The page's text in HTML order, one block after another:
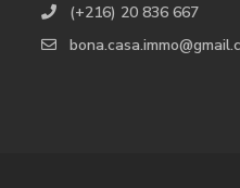
(+216) 20 836 667